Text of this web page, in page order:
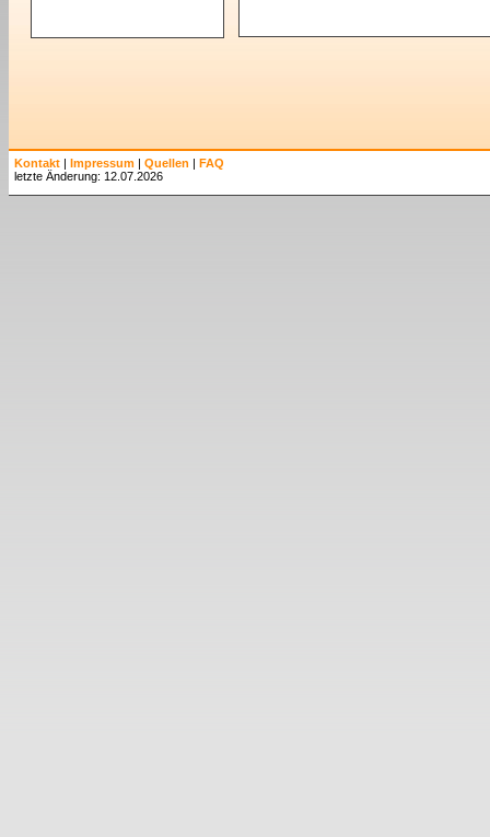
Kontakt | Impressum | Quellen | FAQ
letzte Änderung: 12.07.2026